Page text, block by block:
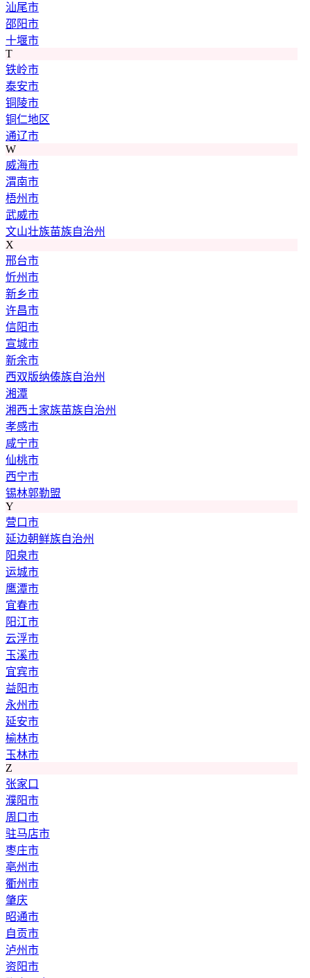
汕尾市
邵阳市
十堰市
T
铁岭市
泰安市
铜陵市
铜仁地区
通辽市
W
威海市
渭南市
梧州市
武威市
文山壮族苗族自治州
X
邢台市
忻州市
新乡市
许昌市
信阳市
宣城市
新余市
西双版纳傣族自治州
湘潭
湘西土家族苗族自治州
孝感市
咸宁市
仙桃市
西宁市
锡林郭勒盟
Y
营口市
延边朝鲜族自治州
阳泉市
运城市
鹰潭市
宜春市
阳江市
云浮市
玉溪市
宜宾市
益阳市
永州市
延安市
榆林市
玉林市
Z
张家口
濮阳市
周口市
驻马店市
枣庄市
亳州市
衢州市
肇庆
昭通市
自贡市
泸州市
资阳市